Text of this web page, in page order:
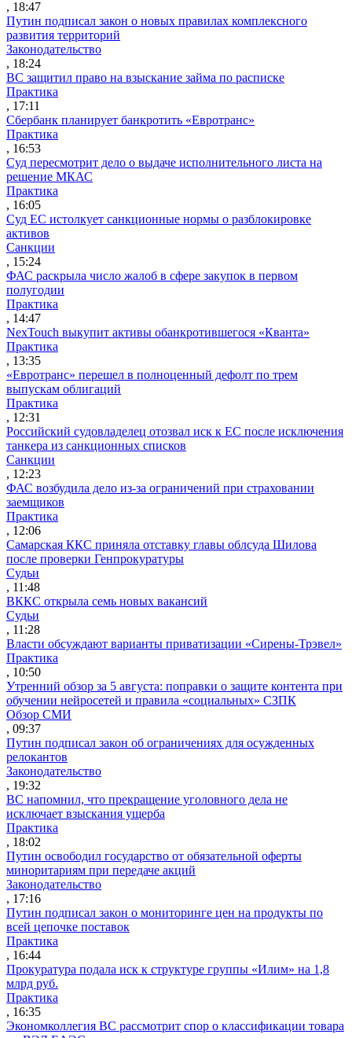
, 18:47
Путин подписал закон о новых правилах комплексного
развития территорий
Законодательство
, 18:24
ВС защитил право на взыскание займа по расписке
Практика
, 17:11
Сбербанк планирует банкротить «Евротранс»
Практика
, 16:53
Суд пересмотрит дело о выдаче исполнительного листа на
решение МКАС
Практика
, 16:05
Суд ЕС истолкует санкционные нормы о разблокировке
активов
Санкции
, 15:24
ФАС раскрыла число жалоб в сфере закупок в первом
полугодии
Практика
, 14:47
NexTouch выкупит активы обанкротившегося «Кванта»
Практика
, 13:35
«Евротранс» перешел в полноценный дефолт по трем
выпускам облигаций
Практика
, 12:31
Российский судовладелец отозвал иск к ЕС после исключения
танкера из санкционных списков
Санкции
, 12:23
ФАС возбудила дело из-за ограничений при страховании
заемщиков
Практика
, 12:06
Самарская ККС приняла отставку главы облсуда Шилова
после проверки Генпрокуратуры
Судьи
, 11:48
ВККС открыла семь новых вакансий
Судьи
, 11:28
Власти обсуждают варианты приватизации «Сирены-Трэвел»
Практика
, 10:50
Утренний обзор за 5 августа: поправки о защите контента при
обучении нейросетей и правила «социальных» СЗПК
Обзор СМИ
, 09:37
Путин подписал закон об ограничениях для осужденных
релокантов
Законодательство
, 19:32
ВС напомнил, что прекращение уголовного дела не
исключает взыскания ущерба
Практика
, 18:02
Путин освободил государство от обязательной оферты
миноритариям при передаче акций
Законодательство
, 17:16
Путин подписал закон о мониторинге цен на продукты по
всей цепочке поставок
Практика
, 16:44
Прокуратура подала иск к структуре группы «Илим» на 1,8
млрд руб.
Практика
, 16:35
Экономколлегия ВС рассмотрит спор о классификации товара